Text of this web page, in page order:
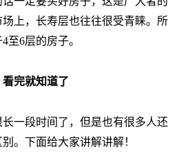
上，长寿层也往往很受青睐。所
至6层的房子。
完就知道了
一段时间了，但是也有很多人还
。下面给大家讲解讲解！